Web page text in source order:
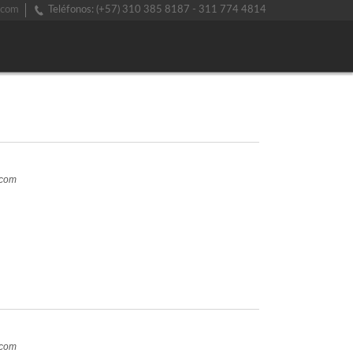
Teléfonos: (+57) 310 385 8187 - 311 774 4814